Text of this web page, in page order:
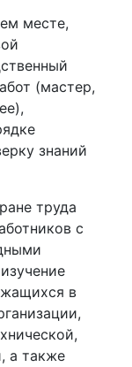
месте,
(мастер,
знаний
труда
с
в
а также